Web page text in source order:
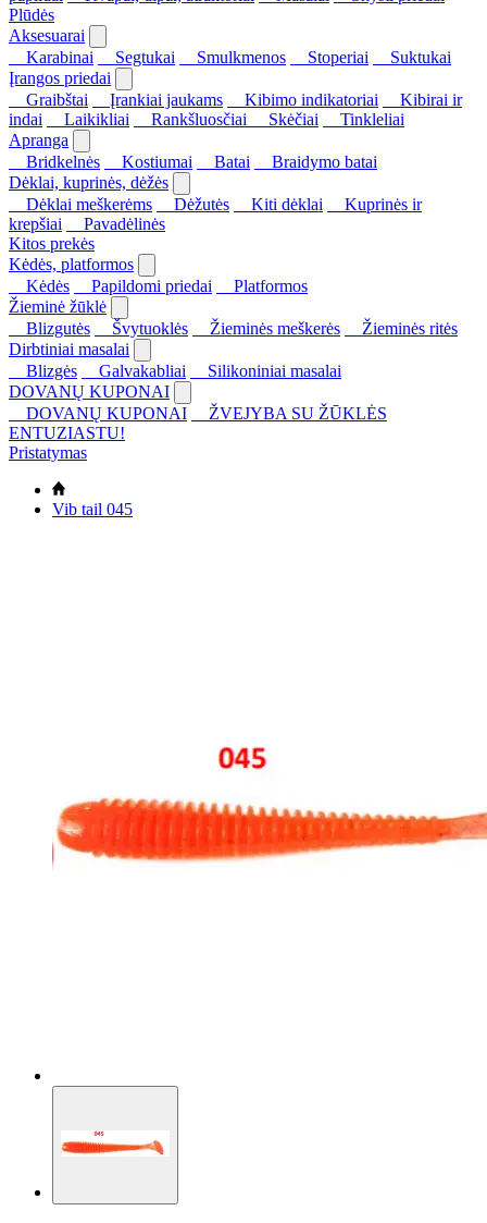
Plūdės
Aksesuarai
Karabinai
Segtukai Smulkmenos Stoperiai
Suktukai
Įrangos priedai
Graibštai
Įrankiai jaukams Kibimo indikatoriai
Kibirai ir
indai
Laikikliai Rankšluosčiai Skėčiai
Tinkleliai
Apranga
Bridkelnės
Kostiumai Batai
Braidymo batai
Dėklai, kuprinės, dėžės
Dėklai meškerėms
Dėžutės Kiti dėklai
Kuprinės ir
krepšiai
Pavadėlinės
Kitos prekės
Kėdės, platformos
Kėdės
Papildomi priedai
Platformos
Žieminė žūklė
Blizgutės
Švytuoklės Žieminės meškerės
Žieminės ritės
Dirbtiniai masalai
Blizgės
Galvakabliai
Silikoniniai masalai
DOVANŲ KUPONAI
DOVANŲ KUPONAI
ŽVEJYBA SU ŽŪKLĖS
ENTUZIASTU!
Pristatymas
Vib tail 045